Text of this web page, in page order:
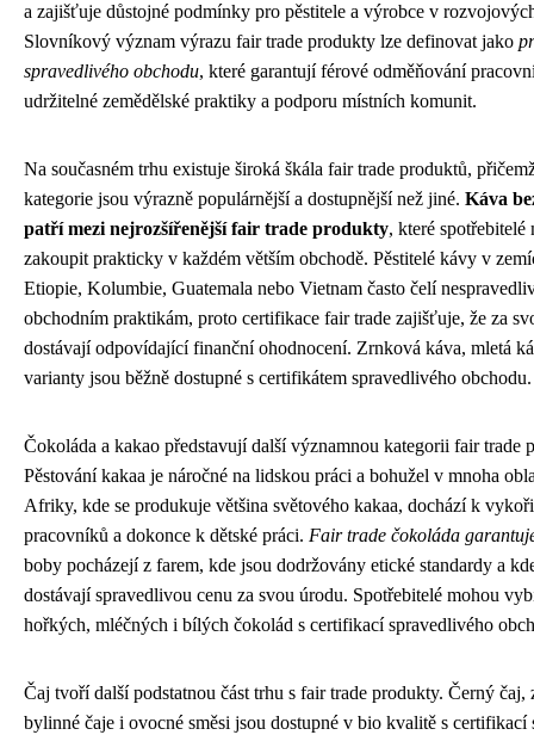
a zajišťuje důstojné podmínky pro pěstitele a výrobce v
Slovníkový význam výrazu fair trade produkty lze definovat jako
spravedlivého obchodu, které garantují férové odměňování
udržitelné zemědělské praktiky a podporu místních komunit.
Na současném trhu existuje široká škála fair trade produktů,
kategorie jsou výrazně populárnější a dostupnější než jiné. Káva
patří mezi nejrozšířenější fair trade produkty, které spotřebitelé
zakoupit prakticky v každém větším obchodě. Pěstitelé kávy v
Etiopie, Kolumbie, Guatemala nebo Vietnam často čelí
obchodním praktikám, proto certifikace fair trade zajišťuje, že za
dostávají odpovídající finanční ohodnocení. Zrnková káva, mletá
varianty jsou běžně dostupné s certifikátem spravedlivého obchodu.
Čokoláda a kakao představují další významnou kategorii fair trade
Pěstování kakaa je náročné na lidskou práci a bohužel v mnoha
Afriky, kde se produkuje většina světového kakaa, dochází k
pracovníků a dokonce k dětské práci. Fair trade čokoláda
boby pocházejí z farem, kde jsou dodržovány etické standardy a
dostávají spravedlivou cenu za svou úrodu. Spotřebitelé mohou
hořkých, mléčných i bílých čokolád s certifikací spravedlivého
Čaj tvoří další podstatnou část trhu s fair trade produkty. Černý čaj,
bylinné čaje i ovocné směsi jsou dostupné v bio kvalitě s certifikací